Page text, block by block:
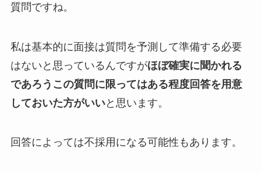
質問ですね。
私は基本的に面接は質問を予測して準備する必要
はないと思っているんですがほぼ確実に聞かれる
であろうこの質問に限ってはある程度回答を用意
しておいた方がいいと思います。
回答によっては不採用になる可能性もあります。